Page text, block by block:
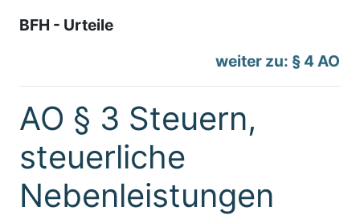
BFH - Urteile
weiter zu: § 4 AO
AO § 3 Steuern,
steuerliche
Nebenleistungen